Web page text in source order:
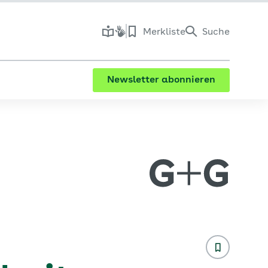
Merkliste Suche
Newsletter abonnieren